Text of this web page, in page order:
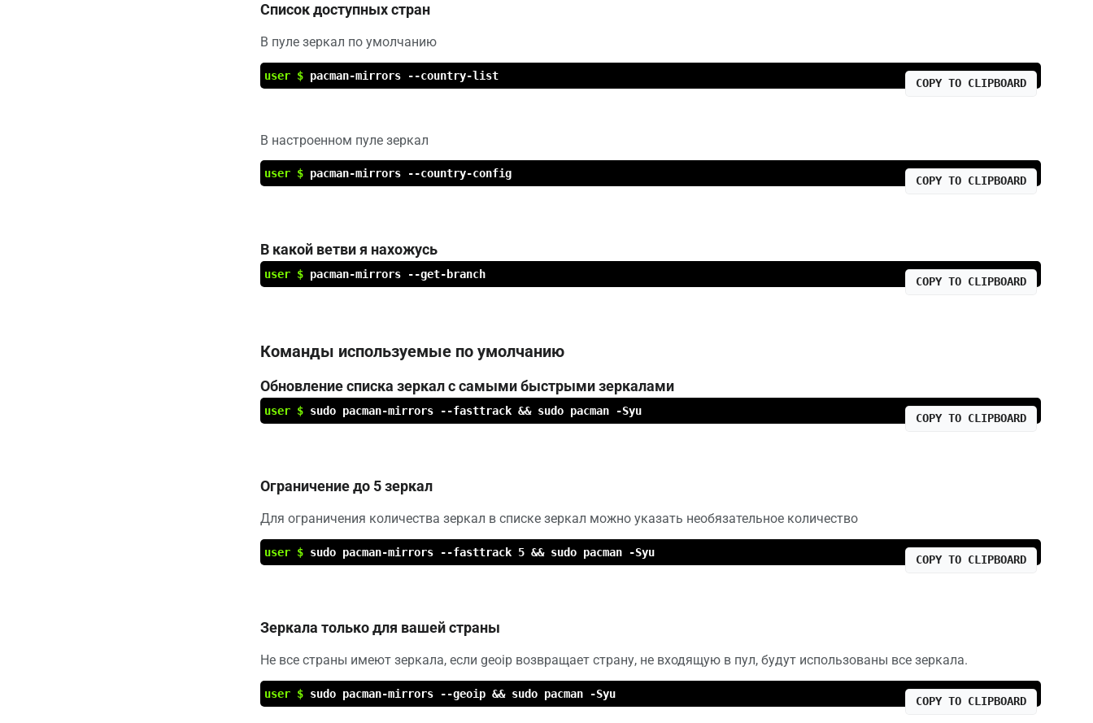
Список доступных стран
В пуле зеркал по умолчанию
user $ pacman-mirrors --country-list
COPY TO CLIPBOARD
В настроенном пуле зеркал
user $ pacman-mirrors --country-config
COPY TO CLIPBOARD
В какой ветви я нахожусь
user $ pacman-mirrors --get-branch
COPY TO CLIPBOARD
Команды используемые по умолчанию
Обновление списка зеркал с самыми быстрыми зеркалами
user $ sudo pacman-mirrors --fasttrack && sudo pacman -Syu
COPY TO CLIPBOARD
Ограничение до 5 зеркал
Для ограничения количества зеркал в списке зеркал можно указать необязательное количество
user $ sudo pacman-mirrors --fasttrack 5 && sudo pacman -Syu
COPY TO CLIPBOARD
Зеркала только для вашей страны
Не все страны имеют зеркала, если geoip возвращает страну, не входящую в пул, будут использованы все зеркала.
user $ sudo pacman-mirrors --geoip && sudo pacman -Syu
COPY TO CLIPBOARD